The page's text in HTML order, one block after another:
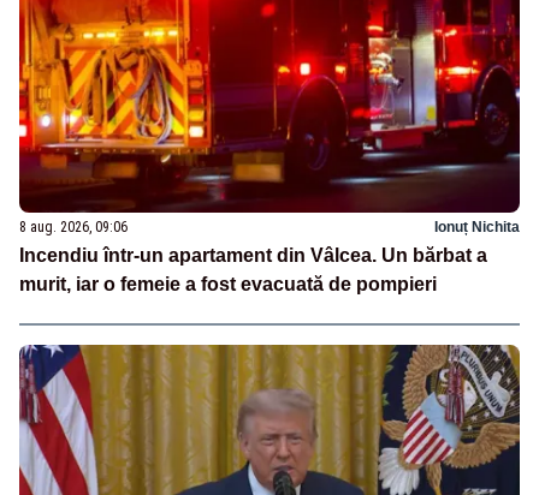
8 aug. 2026, 09:06 Ionuț Nichita
Incendiu într-un apartament din Vâlcea. Un bărbat a
murit, iar o femeie a fost evacuată de pompieri